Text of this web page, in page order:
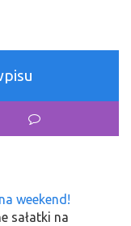
weekend!
sałatki na